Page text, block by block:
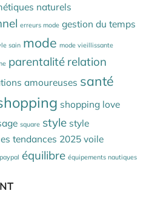
naturels
erreurs mode gestion du temps
sain mode mode vieillissante
parentalité relation
amoureuses santé
shopping love
square style style
tendances 2025 voile
équilibre équipements nautiques